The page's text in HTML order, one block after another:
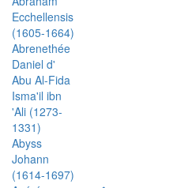
Ecchellensis
(1605-1664)
Abrenethée
Daniel d'
Abu Al-Fida
Isma'il ibn
'Ali (1273-
1331)
Abyss
Johann
(1614-1697)